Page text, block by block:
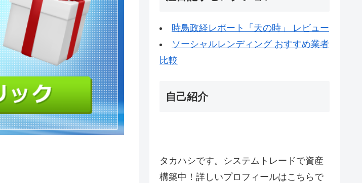
時鳥政経レポート「天の時」 レビュー
ソーシャルレンディング おすすめ業者
比較
自己紹介
タカハシです。システムトレードで資産
構築中！詳しいプロフィールはこちらで